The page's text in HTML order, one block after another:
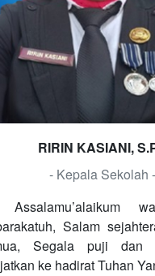
RIRIN KASIANI,
- Kepala Sekolah -
Salam
Segala puji dan
ke hadirat Tuhan